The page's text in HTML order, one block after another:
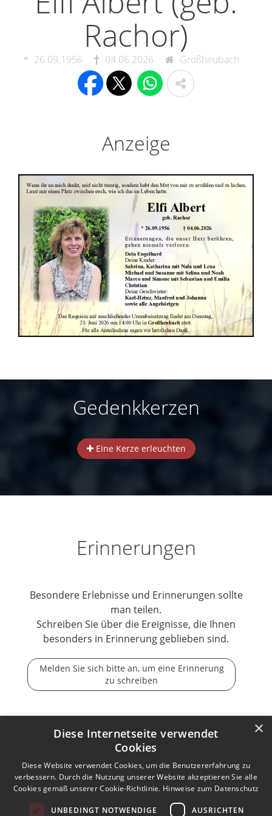
Rachor)
26.09.1956 04.06.2026 Großheubach
Anzeige
Gedenkkerzen
Eine Kerze erleuchten
Erinnerungen
Besondere Erlebnisse und Erinnerungen sollte
man teilen.
Schreiben Sie über die Ereignisse, die Ihnen
besonders in Erinnerung geblieben sind.
Melden Sie sich bitte an, um eine Erinnerung
zu schreiben
Der Tod ist nicht das Ende, nicht die Vergänglichkeit,
Kontakt zum Autor aufnehmen Missbrauch melden
×
Diese Internetseite verwendet
Cookies
Diese Website verwendet Cookies, um die Benutzererfahrung zu
verbessern. Durch die Nutzung unserer Website akzeptieren Sie alle
Cookies gemäß unserer Cookie-Richtlinie. Hinweise zum Datenschutz
UNBEDINGT NOTWENDIGE AUSRICHTEN